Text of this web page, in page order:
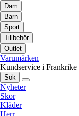
Dam
Barn
Sport
Tillbehör
Outlet
Varumärken
Kundservice i Frankrike
Sök
Nyheter
Skor
Kläder
Herr